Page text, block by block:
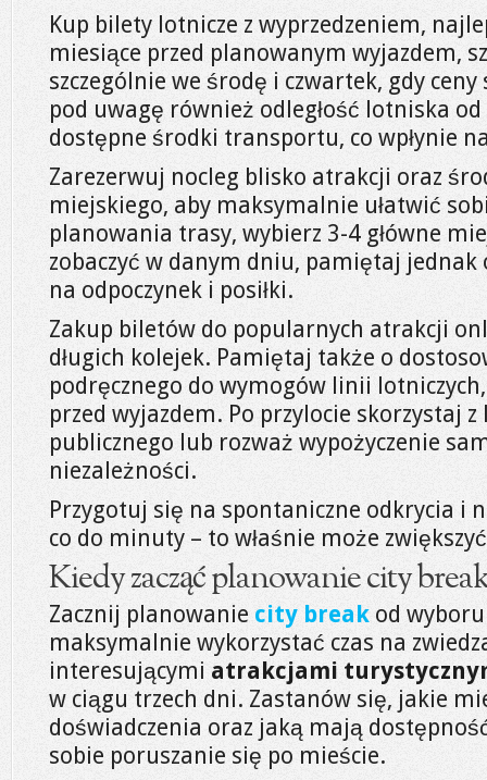
Kup bilety lotnicze z wyprzedzeniem,
miesiące przed planowanym wyjazdem,
szczególnie we środę i czwartek, gdy ceny
pod uwagę również odległość lotniska
dostępne środki transportu, co wpłynie
Zarezerwuj nocleg blisko atrakcji oraz
miejskiego, aby maksymalnie ułatwić
planowania trasy, wybierz 3-4 główne
zobaczyć w danym dniu, pamiętaj
na odpoczynek i posiłki.
Zakup biletów do popularnych atrakcji
długich kolejek. Pamiętaj także o
podręcznego do wymogów linii
przed wyjazdem. Po przylocie skorzystaj
publicznego lub rozważ wypożyczenie
niezależności.
Przygotuj się na spontaniczne odkrycia i
co do minuty – to właśnie może
Kiedy zacząć planowanie city
Zacznij planowanie city break od
maksymalnie wykorzystać czas na
interesującymi atrakcjami
w ciągu trzech dni. Zastanów się, jakie
doświadczenia oraz jaką mają
sobie poruszanie się po mieście.